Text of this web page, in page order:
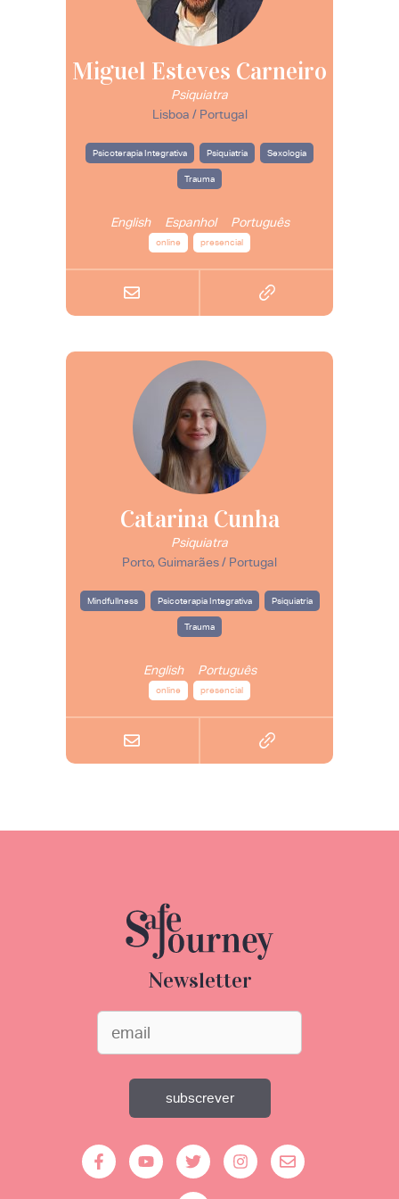
Miguel Esteves Carneiro
Psiquiatra
Lisboa / Portugal
Psicoterapia Integrativa Psiquiatria Sexologia
Trauma
English Espanhol Português
online presencial
Catarina Cunha
Psiquiatra
Porto, Guimarães / Portugal
Mindfullness Psicoterapia Integrativa Psiquiatria
Trauma
English Português
online presencial
Newsletter